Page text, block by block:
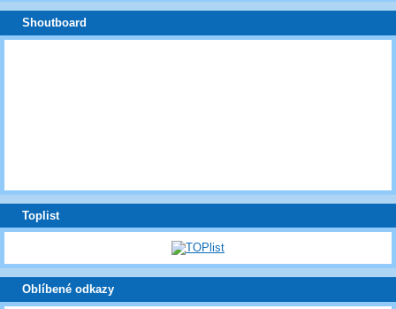
Shoutboard
Toplist
Oblíbené odkazy